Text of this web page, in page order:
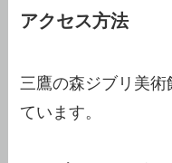
アクセス方法
三鷹の森ジブリ美
ています。